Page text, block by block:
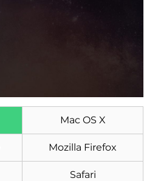
Mac OS X
Mozilla Firefox
Safari